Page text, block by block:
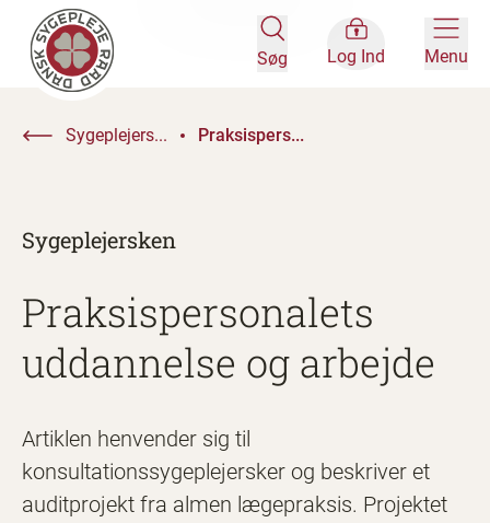
Søg Log Ind Menu
Sygeplejers... Praksispers...
Sygeplejersken
Praksispersonalets
uddannelse og arbejde
Artiklen henvender sig til
konsultationssygeplejersker og beskriver et
auditprojekt fra almen lægepraksis. Projektet